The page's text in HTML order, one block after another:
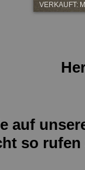
VERKAUFT:
auf
so rufen